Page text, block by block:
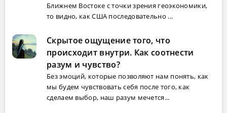
Ближнем Востоке с точки зрения геоэкономики,
то видно, как США последовательно ...
Скрытое ощущение того, что
происходит внутри. Как соотнести
разум и чувство?
Без эмоций, которые позволяют нам понять, как
мы будем чувствовать себя после того, как
сделаем выбор, наш разум мечется...